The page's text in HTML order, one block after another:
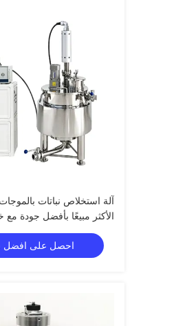
آلة استخلاص نباتات
الأكثر مبيعًا بأفضل جودة
بالتحريك
احصل على افضل